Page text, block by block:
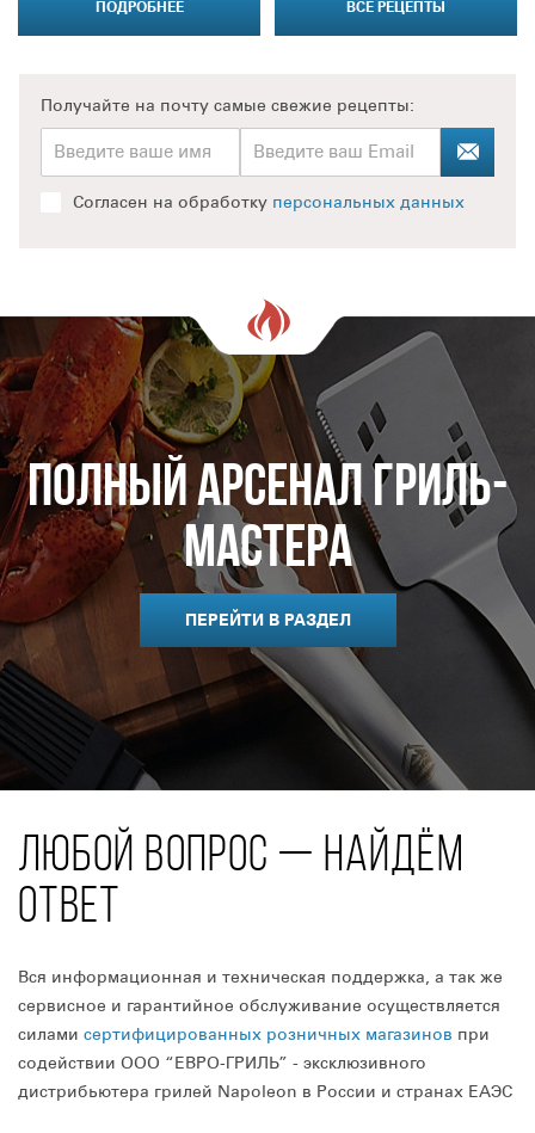
ПОДРОБНЕЕ ВСЕ РЕЦЕПТЫ
Получайте на почту самые свежие рецепты:
Согласен на обработку персональных данных
Полный арсенал гриль-
мастера
ПЕРЕЙТИ В РАЗДЕЛ
ЛЮБОЙ ВОПРОС — НАЙДЁМ
ОТВЕТ
Вся информационная и техническая поддержка, а так же
сервисное и гарантийное обслуживание осуществляется
силами сертифицированных розничных магазинов при
содействии ООО “ЕВРО-ГРИЛЬ” - эксклюзивного
дистрибьютера грилей Napoleon в России и странах ЕАЭС